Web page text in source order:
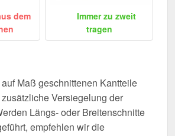
dem
Immer zu zweit
tragen
Maß geschnittenen Kantteile
Versiegelung der
Längs- oder Breitenschnitte
empfehlen wir die